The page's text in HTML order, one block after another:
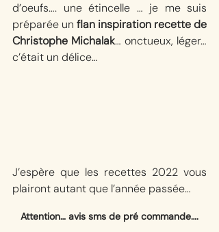
d’oeufs…. une étincelle … je me suis
préparée un flan inspiration recette de
Christophe Michalak… onctueux, léger…
c’était un délice…
J’espère que les recettes 2022 vous
plairont autant que l’année passée…
Attention… avis sms de pré commande….